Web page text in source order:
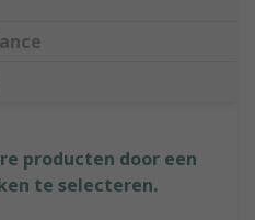
producten door een
te selecteren.